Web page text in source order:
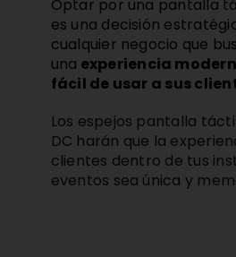
Optar por una pantalla
es una decisión
cualquier negocio que
una experiencia
fácil de usar a sus
Los espejos pantalla
DC harán que la
clientes dentro de tus
eventos sea única y